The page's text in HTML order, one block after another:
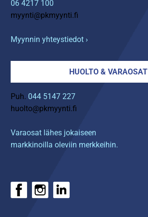
06 4217 100
myynti@pkmyynti.fi
Myynnin yhteystiedot ›
HUOLTO & VARAOSAT
Puh. 044 5147 227
huolto@pkmyynti.fi
Varaosat lähes jokaiseen
markkinoilla oleviin merkkeihin.